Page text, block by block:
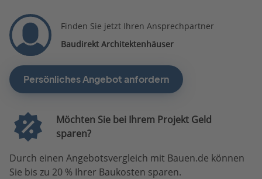
Finden Sie jetzt Ihren Ansprechpartner
Baudirekt Architektenhäuser
Persönliches Angebot anfordern
Möchten Sie bei Ihrem Projekt Geld
sparen?
Durch einen Angebotsvergleich mit Bauen.de können
Sie bis zu 20 % Ihrer Baukosten sparen.